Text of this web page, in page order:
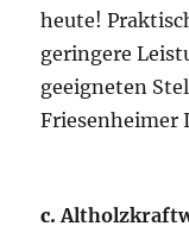
heute!
geringere
geeigneten
Friesenheimer
c.